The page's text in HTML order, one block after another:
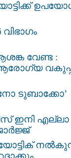
വേണ്ട :
ടുബാക്കോ’
ഇനി എല്ലാ